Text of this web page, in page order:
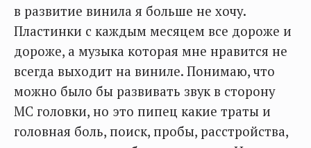
в развитие винила я больше не хочу.
Пластинки с каждым месяцем все дороже и
дороже, а музыка которая мне нравится не
всегда выходит на виниле. Понимаю, что
можно было бы развивать звук в сторону
МС головки, но это пипец какие траты и
головная боль, поиск, пробы, расстройства,